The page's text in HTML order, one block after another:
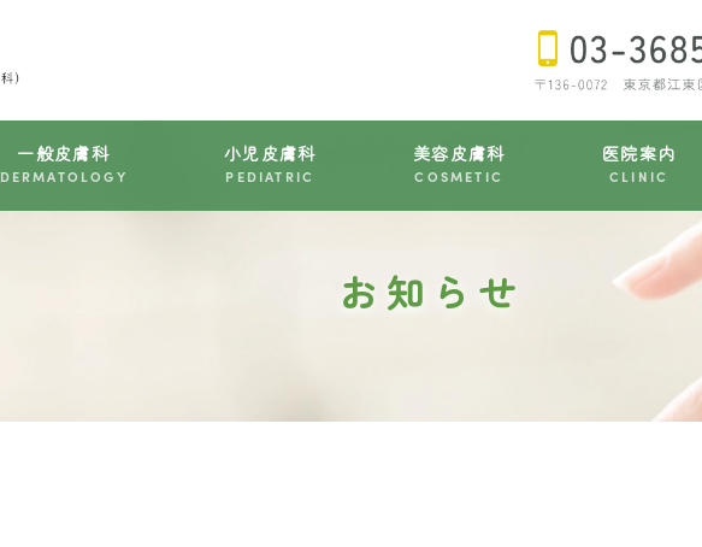
一般皮膚科
DERMATOLOGY
小児皮膚科
PEDIATRIC
美容皮膚科
COSMETIC
医院案内
CLINIC
お知らせ